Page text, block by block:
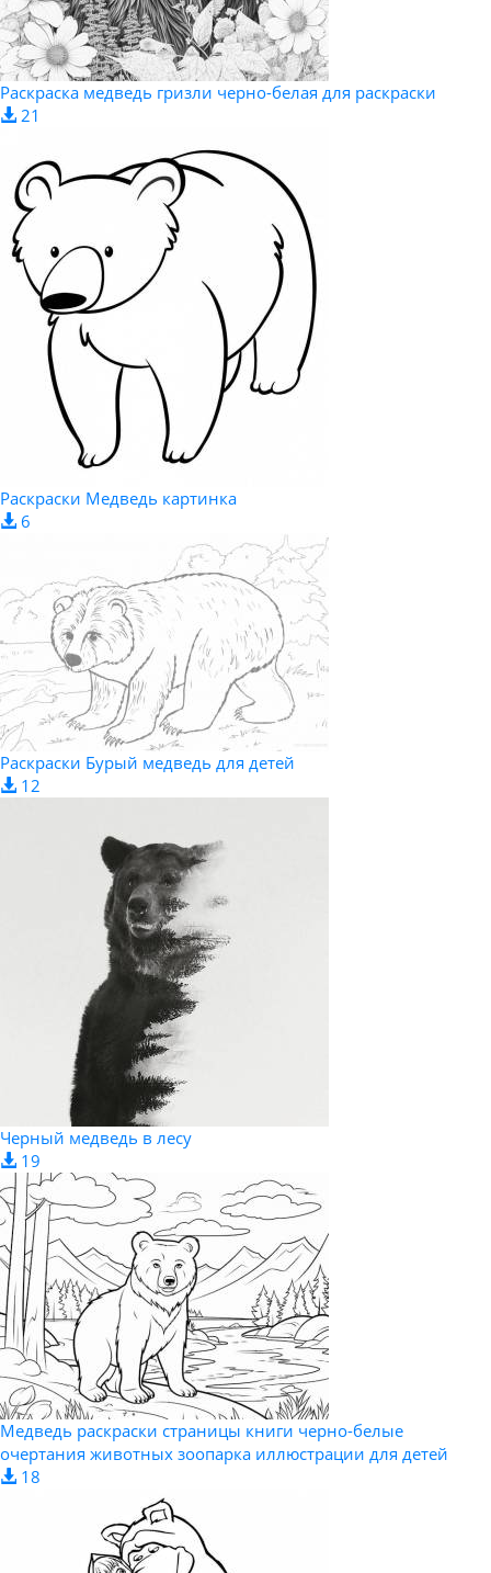
Раскраска медведь гризли черно-белая для раскраски
21
Раскраски Медведь картинка
6
Раскраски Бурый медведь для детей
12
Черный медведь в лесу
19
Медведь раскраски страницы книги черно-белые
очертания животных зоопарка иллюстрации для детей
18